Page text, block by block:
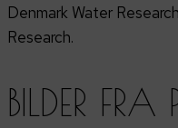
Denmark Water
Research.
BILDER FRA